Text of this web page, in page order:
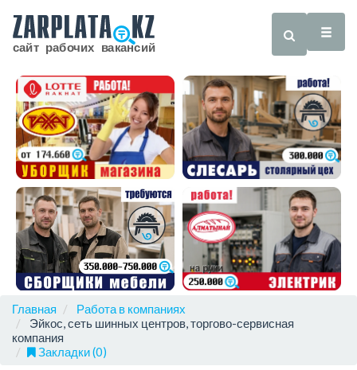
Главная
Работа в компаниях
Эйкос, сеть шинных центров, торгово-сервисная
компания
Закладки (0)